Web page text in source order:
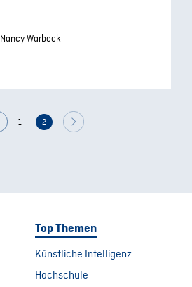
Nancy Warbeck
1 2
Top Themen
Künstliche Intelligenz
Hochschule